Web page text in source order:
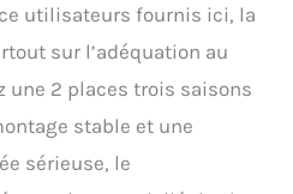
utilisateurs fournis ici, la
sur l’adéquation au
une 2 places trois saisons
stable et une
sérieuse, le